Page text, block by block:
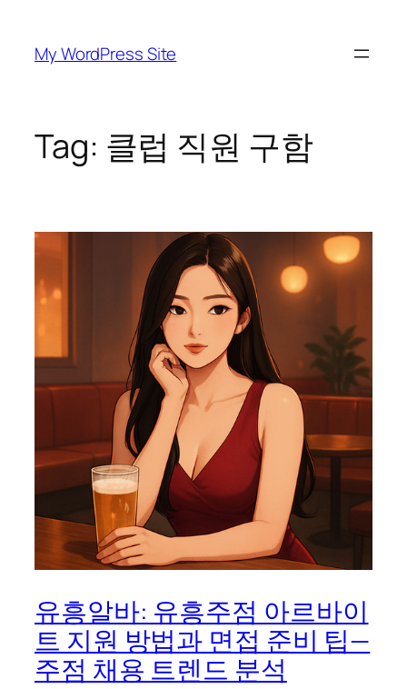
content
My WordPress Site
Tag: 클럽 직원 구함
유흥알바: 유흥주점 아르바이
트 지원 방법과 면접 준비 팁—
주점 채용 트렌드 분석